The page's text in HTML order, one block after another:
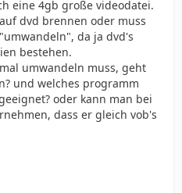
eine 4gb große videodatei.
dvd brennen oder muss
da ja dvd's
bestehen.
umwandeln muss, geht
und welches programm
oder kann man bei
dass er gleich vob's